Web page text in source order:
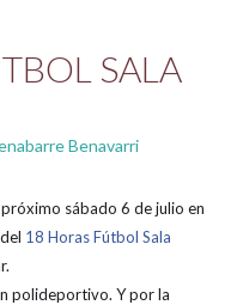
SALA
Benavarri
sábado 6 de julio en
18 Horas Fútbol Sala
polideportivo. Y por la